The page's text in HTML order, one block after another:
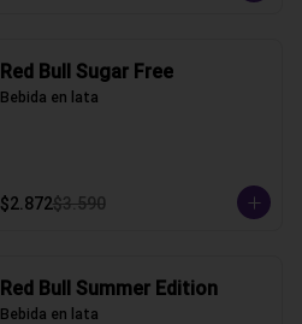
Red Bull Sugar Free
Bebida en lata
$2.872$3.590
Red Bull Summer Edition
Bebida en lata